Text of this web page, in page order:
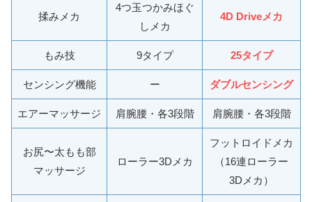
揉みメカ
4つ玉つかみほぐ
しメカ
4D Driveメカ
もみ技 9タイプ 25タイプ
センシング機能 ー ダブルセンシング
エアーマッサージ 肩腕腰・各3段階 肩腕腰・各3段階
お尻〜太もも部
マッサージ
ローラー3Dメカ
フットロイドメカ
（16連ローラー
3Dメカ）